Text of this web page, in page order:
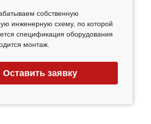
собственную
инженерную схему, по которой
спецификация оборудования
монтаж.
Оставить заявку